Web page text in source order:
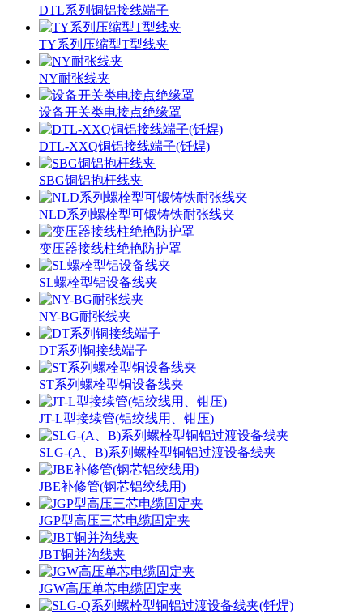
DTL系列铜铝接线端子
TY系列压缩型T型线夹
NY耐张线夹
设备开关类电接点绝缘罩
DTL-XXQ铜铝接线端子(钎焊)
SBG铜铝抱杆线夹
NLD系列螺栓型可锻铸铁耐张线夹
变压器接线柱绝艳防护罩
SL螺栓型铝设备线夹
NY-BG耐张线夹
DT系列铜接线端子
ST系列螺栓型铜设备线夹
JT-L型接续管(铝绞线用、钳压)
SLG-(A、B)系列螺栓型铜铝过渡设备线夹
JBE补修管(钢芯铝绞线用)
JGP型高压三芯电缆固定夹
JBT铜并沟线夹
JGW高压单芯电缆固定夹